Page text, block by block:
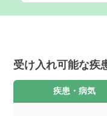
受け入れ可能な疾
疾患・病気